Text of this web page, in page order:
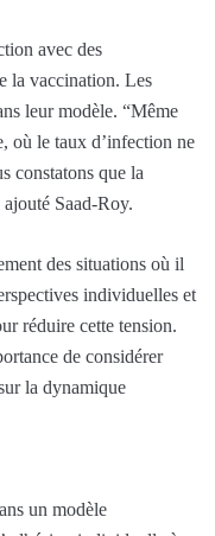
avec des
la vaccination. Les
leur modèle. “Même
où le taux d’infection ne
constatons que la
Saad-Roy.
des situations où il
individuelles et
réduire cette tension.
de considérer
la dynamique
un modèle